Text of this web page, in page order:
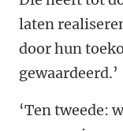
laten
door hun
gewaardeerd.’
‘Ten tweede: